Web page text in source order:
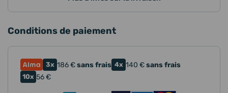
Conditions de paiement
3x 186€sans frais 4x 140 €sans frais
10x 56€